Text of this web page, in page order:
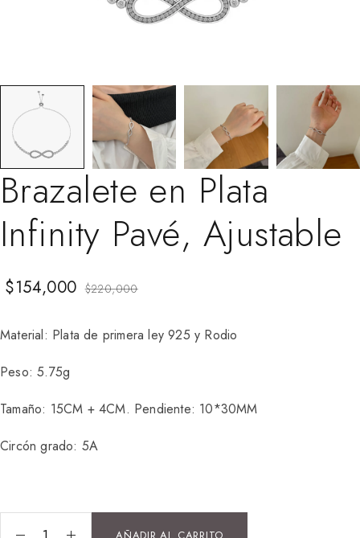
Brazalete en Plata
Infinity Pavé, Ajustable
$220,000
$154,000
Material: Plata de primera ley 925 y Rodio
Peso: 5.75g
Tamaño: 15CM + 4CM. Pendiente: 10*30MM
Circón grado: 5A